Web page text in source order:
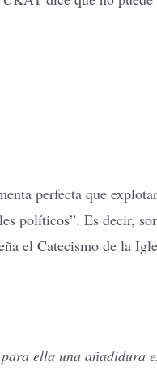
perfecta que
políticos”. Es decir,
el Catecismo de la
ella una añadidura